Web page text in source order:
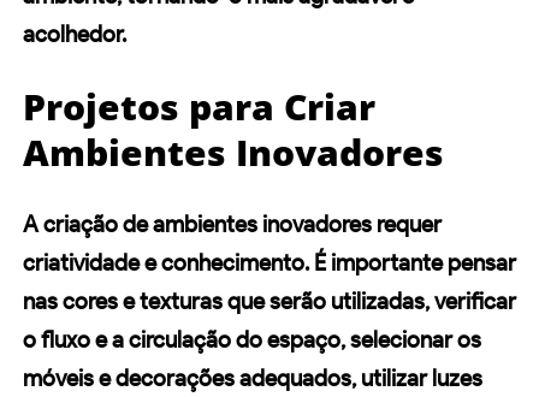
acolhedor.
Projetos para Criar
Ambientes Inovadores
A criação de ambientes inovadores requer
criatividade e conhecimento. É importante pensar
nas cores e texturas que serão utilizadas, verificar
o fluxo e a circulação do espaço, selecionar os
móveis e decorações adequados, utilizarluzes